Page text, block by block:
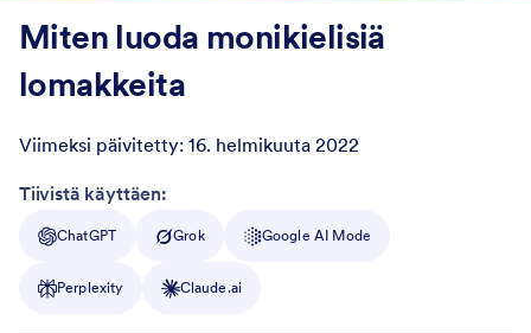
Miten luoda monikielisiä
lomakkeita
Viimeksi päivitetty: 16. helmikuuta 2022
Post ID
Tiivistä käyttäen:
ChatGPT Grok Google AI Mode
Perplexity Claude.ai